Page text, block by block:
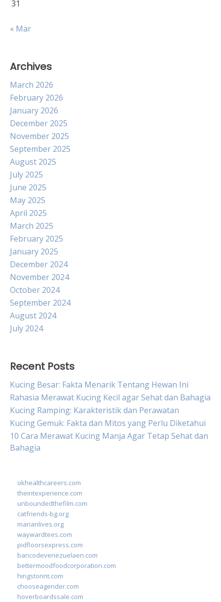
31
« Mar
Archives
March 2026
February 2026
January 2026
December 2025
November 2025
September 2025
August 2025
July 2025
June 2025
May 2025
April 2025
March 2025
February 2025
January 2025
December 2024
November 2024
October 2024
September 2024
August 2024
July 2024
Recent Posts
Kucing Besar: Fakta Menarik Tentang Hewan Ini
Rahasia Merawat Kucing Kecil agar Sehat dan Bahagia
Kucing Ramping: Karakteristik dan Perawatan
Kucing Gemuk: Fakta dan Mitos yang Perlu Diketahui
10 Cara Merawat Kucing Manja Agar Tetap Sehat dan
Bahagia
okhealthcareers.com
theintexperience.com
unboundedthefilm.com
catfriends-bg.org
marianlives.org
waywardtees.com
pidfloorsexpress.com
bancodevenezuelaen.com
bettermoodfoodcorporation.com
hingstonnt.com
chooseagender.com
hoverboardssale.com